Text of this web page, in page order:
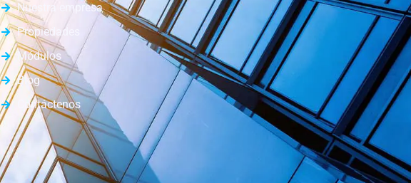
Nuestra empresa
Propiedades
Módulos
Blog
Contáctenos